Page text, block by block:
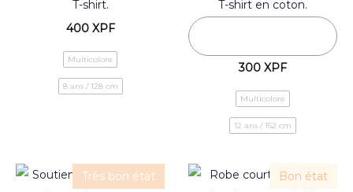
T-shirt.
400 XPF
Multicolore
8 ans / 128 cm
T-shirt en coton.
300 XPF
Multicolore
12 ans / 152 cm
Très bon état Bon état